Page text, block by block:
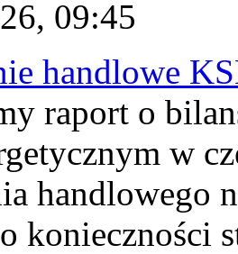
09:45
handlowe
raport o
w
handlowego
konieczności